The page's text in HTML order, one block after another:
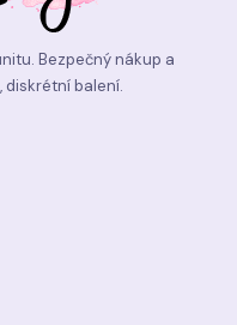
Bezpečný nákup a
diskrétní balení.